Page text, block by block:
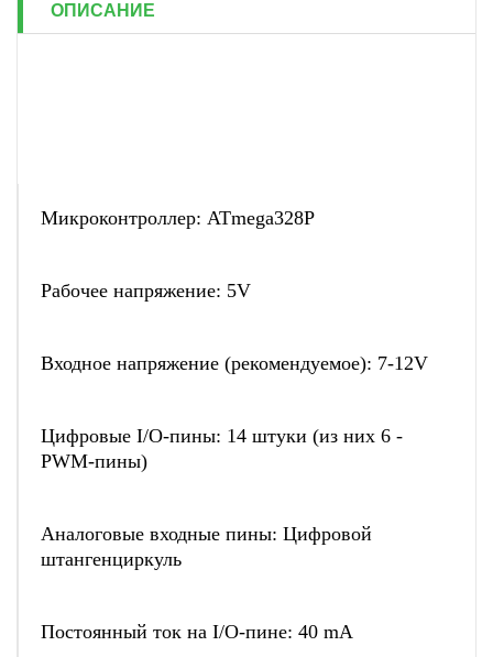
ОПИСАНИЕ
Микроконтроллер: ATmega328P
Рабочее напряжение: 5V
Входное напряжение (рекомендуемое): 7-12V
Цифровые I/O-пины: 14 штуки (из них 6 -
PWM-пины)
Аналоговые входные пины: Цифровой
штангенциркуль
Постоянный ток на I/O-пине: 40 mA